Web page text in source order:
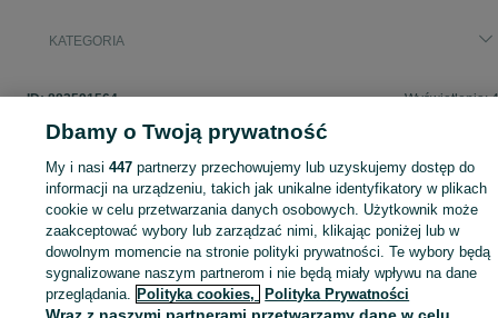
KATEGORIA
ID:882591564 Wyświetlenia:
Zaloguj się lub załóż konto na OLX, aby skontaktować się z
sprzedającym
Zaloguj się / Załóż konto
Dbamy o Twoją prywatność
My i nasi447 partnerzy przechowujemy lub uzyskujemy dostęp do
informacji na urządzeniu, takich jak unikalne identyfikatory w plikach
cookie w celu przetwarzania danych osobowych. Użytkownik może
zaakceptować wybory lub zarządzać nimi, klikając poniżej lub w
dowolnym momencie na stronie polityki prywatności. Te wybory będą
sygnalizowane naszym partnerom i nie będą miały wpływu na dane
przeglądania. Polityka cookies, Polityka Prywatności